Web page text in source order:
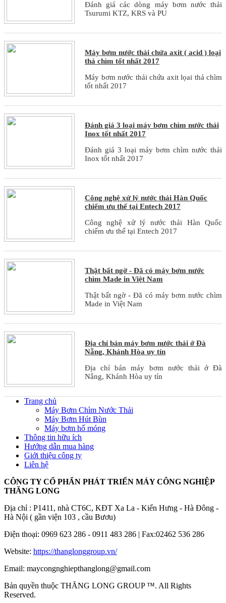
Đánh giá các dòng máy bơm nước thải
Tsurumi KTZ, KRS và PU
Máy bơm nước thải chứa axit ( acid ) loại
thả chìm tốt nhất 2017
Máy bơm nước thải chứa axit lọai thả chìm
tốt nhất 2017
Đánh giá 3 loại máy bơm chìm nước thải
Inox tốt nhất 2017
Đánh giá 3 loại máy bơm chìm nước thải
Inox tốt nhất 2017
Công nghệ xử lý nước thải Hàn Quốc
chiếm ưu thế tại Entech 2017
Công nghệ xử lý nước thải Hàn Quốc
chiếm ưu thế tại Entech 2017
Thật bất ngờ - Đã có máy bơm nước
chìm Made in Việt Nam
Thật bất ngờ - Đã có máy bơm nước chìm
Made in Việt Nam
Địa chỉ bán máy bơm nước thải ở Đà
Nẵng, Khánh Hòa uy tín
Địa chỉ bán máy bơm nước thải ở Đà
Nẵng, Khánh Hòa uy tín
Trang chủ
Máy Bơm Chìm Nước Thải
Máy Bơm Hút Bùn
Máy bơm hố móng
Thông tin hữu ích
Hướng dẫn mua hàng
Giới thiệu công ty
Liên hệ
CÔNG TY CỔ PHẨN PHÁT TRIỂN MÁY CÔNG NGHIỆP
THĂNG LONG
Địa chỉ : P1411, nhà CT6C, KĐT Xa La - Kiến Hưng - Hà Đông -
Hà Nội ( gần viện 103 , cầu Bươu)
Điện thoại: 0969 623 286 - 0911 483 286 | Fax:02462 536 286
Website: https://thanglonggroup.vn/
Email: maycongnghiepthanglong@gmail.com
Bản quyền thuộc THĂNG LONG GROUP ™. All Rights
Reserved.